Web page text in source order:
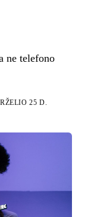
ne telefono
25 D.